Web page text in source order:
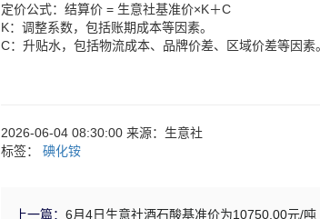
定价公式：结算价 = 生意社基准价×K＋C
K：调整系数，包括账期成本等因素。
C：升贴水，包括物流成本、品牌价差、区域价差等因素。
2026-06-04 08:30:00 来源：生意社
标签： 碘化铵
上一篇： 6月4日生意社酒石酸基准价为10750.00元/吨